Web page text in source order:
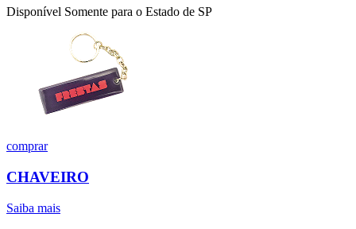
Disponível Somente para o Estado de SP
comprar
CHAVEIRO
Saiba mais